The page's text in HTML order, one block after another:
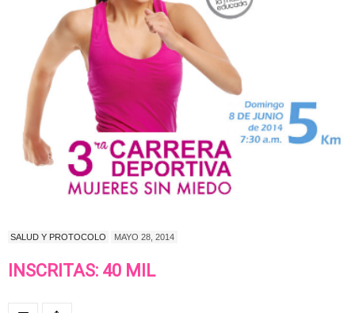
SALUD Y PROTOCOLO MAYO 28, 2014
INSCRITAS: 40 MIL